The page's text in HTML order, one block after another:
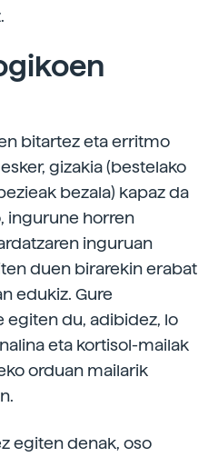
bitartez eta erritmo
gizakia (bestelako
bezala) kapaz da
ingurune horren
inguruan
duen birarekin erabat
edukiz. Gure
egiten du, adibidez, lo
eta kortisol-mailak
orduan mailarik
egiten denak, oso